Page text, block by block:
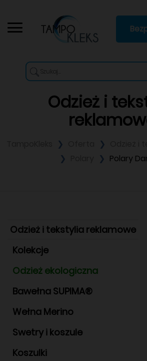
Odzież i
Polary
Odzież i tekstylia reklamowe
Kolekcje
Odzież ekologiczna
Bawełna SUPIMA®
Wełna Merino
Swetry i koszule
Koszulki